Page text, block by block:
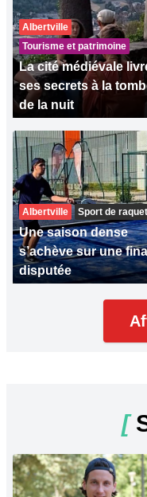
Albertville
Tourisme et patrimoine
La cité médiévale
ses secrets à la
de la nuit
Albertville Sport de
Une saison dense
s’achève sur une
disputée
[